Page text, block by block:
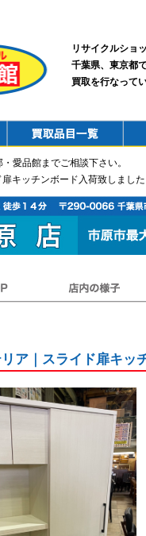
リサイクルショ
千葉県、東京都
買取を行なって
愛品館までご相談下さい。
キッチンボード入荷致しました
ア｜スライド扉キッ